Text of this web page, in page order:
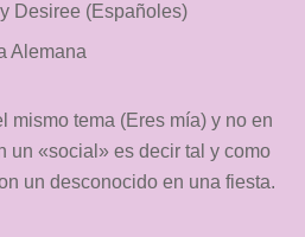
Desiree (Españoles)
Alemana
mismo tema (Eres mía) y no en
un «social» es decir tal y como
un desconocido en una fiesta.